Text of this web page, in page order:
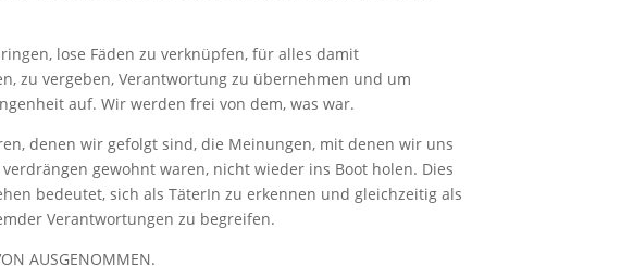
lose Fäden zu verknüpfen, für alles damit
zu vergeben, Verantwortung zu übernehmen und um
auf. Wir werden frei von dem, was war.
denen wir gefolgt sind, die Meinungen, mit denen wir uns
gewohnt waren, nicht wieder ins Boot holen. Dies
bedeutet, sich als TäterIn zu erkennen und gleichzeitig als
Verantwortungen zu begreifen.
AUSGENOMMEN.